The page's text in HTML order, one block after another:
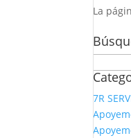
La
7R